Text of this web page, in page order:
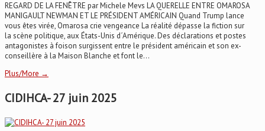
REGARD DE LA FENÊTRE par Michele Mevs LA QUERELLE ENTRE OMAROSA
MANIGAULT NEWMAN ET LE PRÉSIDENT AMÉRICAIN Quand Trump lance
vous êtes virée, Omarosa crie vengeance La réalité dépasse la fiction sur
la scène politique, aux États-Unis d´Amérique. Des déclarations et postes
antagonistes à foison surgissent entre le président américain et son ex-
conseillère à la Maison Blanche et font le...
Plus/More →
CIDIHCA- 27 juin 2025